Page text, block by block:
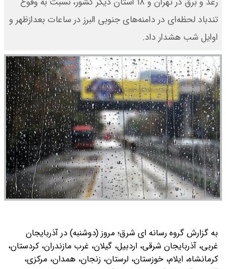
تندباد لحظه‌ای در دامنه‌های جنوبی البرز در ساعات بعدازظهر و
اوایل شب هشدار داد.
به گزارش گروه رسانه ای شرق؛ مروز (دوشنبه) در آذربایجان
غربی، آذربایجان شرقی، اردبیل، گیلان، غرب مازندران، کردستان،
کرمانشاه، ایلام، خوزستان، لرستان، زنجان، همدان، مرکزی،